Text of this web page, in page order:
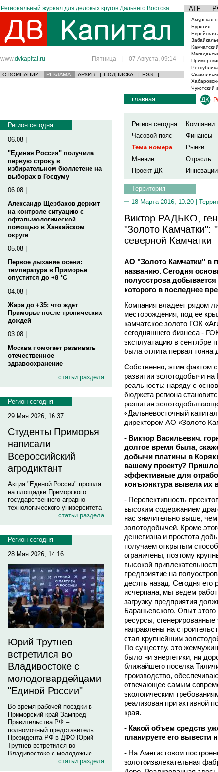
Региональный журнал для деловых кругов Дальнего Востока АТР
www.dvkapital.ru Пятница | 07 Августа, 09:14 |
О КОМПАНИИ РЕКЛАМА АРХИВ | ПОДПИСКА | RSS |
Амурская
Бурятия
Еврейская
Чукотский
Регион сегодня
06.08 |
"Единая Россия" получила
первую строку в
избирательном бюллетене на
выборах в Госдуму
06.08 |
Александр Щербаков держит
на контроле ситуацию с
офтальмологической
помощью в Ханкайском
округе
05.08 |
Первое дыхание осени:
температура в Приморье
опустится до +8 °C
04.08 |
Жара до +35: что ждет
Приморье после тропических
дождей
03.08 |
Москва помогает развивать
отечественное
здравоохранение
статьи раздела
Регион сегодня
29 Мая 2026, 16:37
Студенты Приморья
написали
Всероссийский
агродиктант
Акция "Единой России" прошла
на площадке Приморского
государственного аграрно-
технологического университета
статьи раздела
Регион сегодня
28 Мая 2026, 14:16
Юрий Трутнев
встретился во
Владивостоке с
молодогвардейцами
"Единой России"
Во время рабочей поездки в
Приморский край Зампред
Правительства РФ –
полномочный представитель
Президента РФ в ДФО Юрий
Трутнев встретился во
Владивостоке с молодежью.
статьи раздела
главная
Регион сегодня
Компании
Часовой пояс
Финансы
Тема номера
Рынки
Мнение
Отрасль
Проект ДК
Инновации
Территория
18 Марта 2016, 10:20 |
Виктор РАДЬКО,
"Золото Камчатки":
северной Камчатки
АО "Золото Камчатки" в
названию. Сегодня
полуострова
которого в последнее
Компания владеет рядом
месторождения, под ее
камчатское золото ГОК
сегодняшнего бизнеса -
эксплуатацию в сентябре
была отлита первая тонна
Собственно, этим фактом
развитии золотодобычи
реальность: наряду с
бюджета региона
развития
«Дальневосточный
директором АО «Золото
- Виктор Васильевич,
долгое время была,
добычи платины в
вашему проекту?
эффективные для
конъюнктура вывела их
- Перспективность
высоким содержанием
нас значительно выше, чем
золотодобычей. Кроме
дешевизна и простота
получаем открытым
ограничены, поэтому
высокой
предприятие на
десять назад. Сегодня его
исчерпана, мы ведем
загрузку предприятия
Бараньевского. Опыт
ресурсы,
направлены на
стал крупнейшим
По существу, это
было ни энергетики, ни
ближайшего поселка
производство,
отвечающее самым
экологическим
реализован при активной
края.
- Какой объем средств
планируете его вывести
- На Аметистовом
золотоизвлекательная